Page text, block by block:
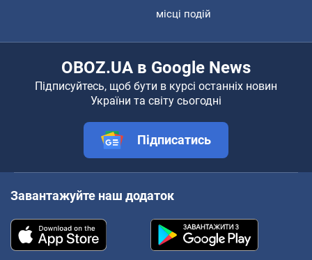
місці подій
OBOZ.UA в Google News
Підписуйтесь, щоб бути в курсі останніх новин
України та світу сьогодні
Підписатись
Завантажуйте наш додаток